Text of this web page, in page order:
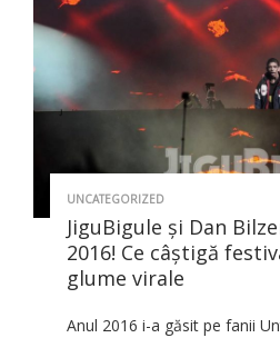
UNCATEGORIZED
JiguBigule şi Dan
2016! Ce câştigă
glume virale
Anul 2016 i-a găsit pe fanii